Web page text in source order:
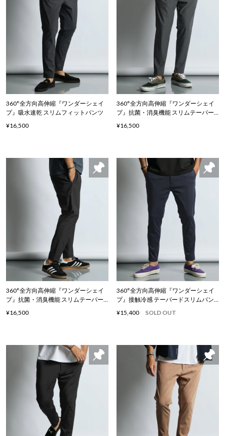
360°全方向高伸縮『ワンダーシェイ
プ』吸水速乾 スリムフィットパンツ
¥16,500
360°全方向高伸縮『ワンダーシェイ
プ』抗菌・消臭機能 スリムテーパー
¥16,500
360°全方向高伸縮『ワンダーシェイ
プ』抗菌・消臭機能 スリムテーパー
¥16,500
360°全方向高伸縮『ワンダーシェイ
プ』接触冷感 テーパードスリムパン
¥15,400 SOLD OUT